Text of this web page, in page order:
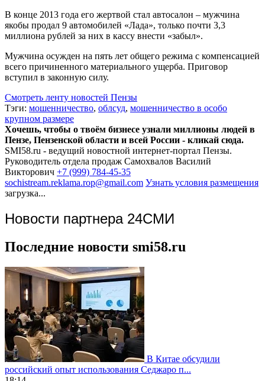
В конце 2013 года его жертвой стал автосалон – мужчина
якобы продал 9 автомобилей «Лада», только почти 3,3
миллиона рублей за них в кассу внести «забыл».
Мужчина осужден на пять лет общего режима с компенсацией
всего причиненного материального ущерба. Приговор
вступил в законную силу.
Смотреть ленту новостей Пензы
Тэги: мошенничество, облсуд, мошенничество в особо
крупном размере
Хочешь, чтобы о твоём бизнесе узнали миллионы людей в
Пензе, Пензенской области и всей России - кликай сюда.
SMI58.ru - ведущий новостной интернет-портал Пензы.
Руководитель отдела продаж Самохвалов Василий
Викторович +7 (999) 784-45-35
sochistream.reklama.rop@gmail.com Узнать условия размещения
загрузка...
Новости партнера 24СМИ
Последние новости smi58.ru
В Китае обсудили
российский опыт использования Седжаро п...